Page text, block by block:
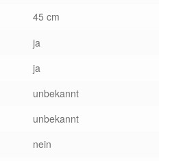
45 cm
ja
ja
unbekannt
unbekannt
nein